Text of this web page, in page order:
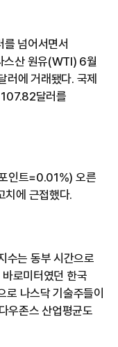
넘어서면서
스산 원유(WTI) 6월
에 거래됐다. 국제
달러를
인트=0.01%) 오른
에 근접했다.
수는 동부 시간으로
로미터였던 한국
로 나스닥 기술주들이
우존스 산업평균도